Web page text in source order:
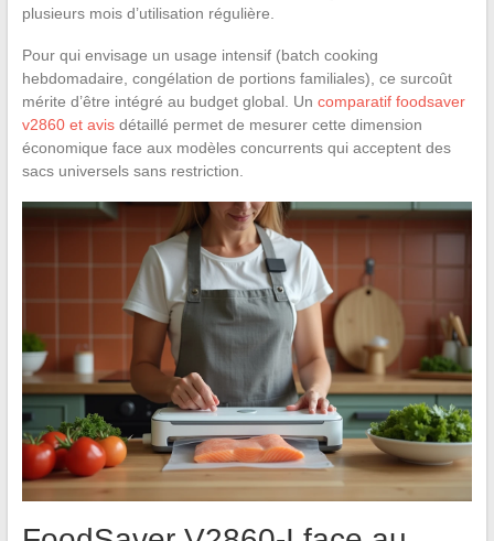
plusieurs mois d’utilisation régulière.
Pour qui envisage un usage intensif (batch cooking
hebdomadaire, congélation de portions familiales), ce surcoût
mérite d’être intégré au budget global. Un comparatif foodsaver
v2860 et avisdétaillé permet de mesurer cette dimension
économique face aux modèles concurrents qui acceptent des
sacs universels sans restriction.